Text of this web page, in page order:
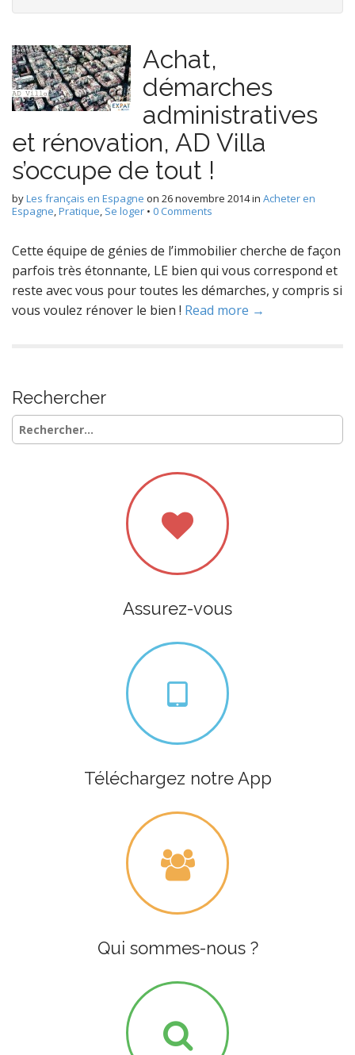
Achat,
démarches
administratives
et rénovation, AD Villa
s’occupe de tout !
byLes français en Espagne on 26 novembre 2014in Acheter en
Espagne,Pratique, Se loger • 0 Comments
Cette équipe de génies de l’immobilier cherche de façon
parfois très étonnante, LE bien qui vous correspond et
reste avec vous pour toutes les démarches, y compris si
vous voulez rénover le bien ! Read more →
Rechercher
Rechercher :
Assurez-vous
Téléchargez notre App
Qui sommes-nous ?